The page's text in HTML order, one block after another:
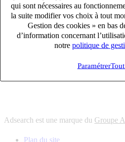
qui sont nécessaires au
la suite modifier vos choix à tout
Gestion des cookies » en bas
d’information concernant
notre politique de
Paramétrer
6 solutions
s'adapter à vos besoin en
10 univers
connaître votre secteur et ses
proximité avec nos clients et
Adsearch est une marque du Groupe
Plan du site